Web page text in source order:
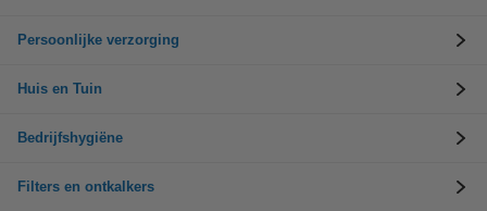
Persoonlijke verzorging
Huis en Tuin
Bedrijfshygiëne
Filters en ontkalkers